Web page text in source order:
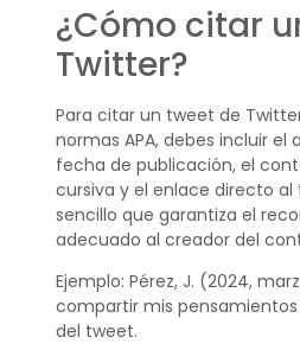
¿Cómo citar
Twitter?
Para citar un tweet de
normas APA, debes incluir el
fecha de publicación, el
cursiva y el enlace directo al
sencillo que garantiza el
adecuado al creador del
Ejemplo: Pérez, J. (2024,
compartir mis pensamientos
del tweet.